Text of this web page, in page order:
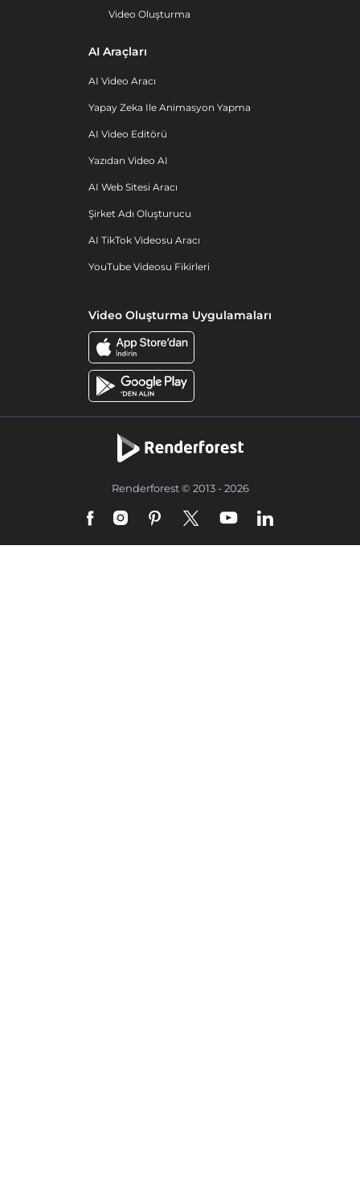
Video Oluşturma
AI Araçları
AI Video Aracı
Yapay Zeka Ile Animasyon Yapma
AI Video Editörü
Yazıdan Video AI
AI Web Sitesi Aracı
Şirket Adı Oluşturucu
AI TikTok Videosu Aracı
YouTube Videosu Fikirleri
Video Oluşturma Uygulamaları
Renderforest © 2013 - 2026